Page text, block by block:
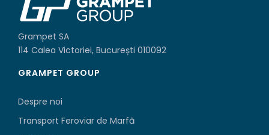
Grampet SA
114 Calea Victoriei, București 010092
GRAMPET GROUP
Despre noi
Transport Feroviar de Marfă